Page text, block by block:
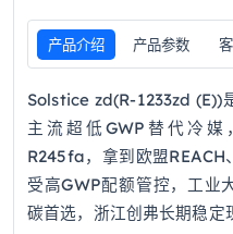
产品介绍 产品参数
Solstice zd(R‑1233zd (E))
主流超低GWP替代冷媒
R245fa，拿到欧盟REACH
受高GWP配额管控，工业
碳首选，浙江创弗长期稳定